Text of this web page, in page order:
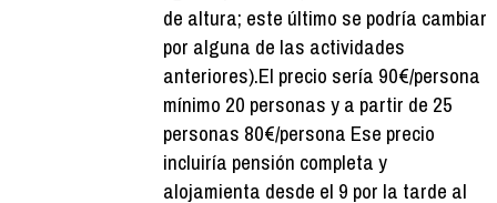
de altura; este último se podría cambiar
por alguna de las actividades
anteriores).El precio sería 90€/persona
mínimo 20 personas y a partir de 25
personas 80€/persona Ese precio
incluiría pensión completa y
alojamienta desde el 9 por la tarde al